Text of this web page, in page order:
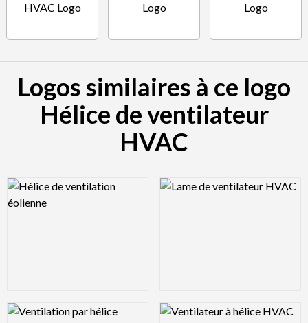
Logos similaires à ce logo
Hélice de ventilateur
HVAC
Logo Preview Image Logo Preview Image
Logo Preview Image Logo Preview Image